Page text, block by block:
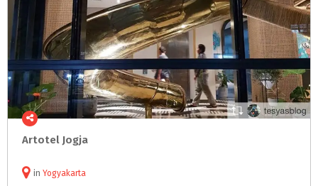
Artotel Jogja
in Yogyakarta